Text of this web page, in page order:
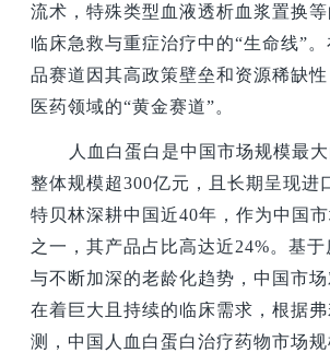
流术，特殊类型血液透析血浆置换
临床急救与重症治疗中的“生命线”
品赛道因其高政策壁垒和资源稀缺
医药领域的“黄金赛道”。
人血白蛋白是中国市场规模最大
整体规模超300亿元，且长期呈现进
特贝林深耕中国近40年，作为中国
之一，其产品占比高达近24%。基
与不断加深的老龄化趋势，中国市
在着巨大且持续的临床需求，根据
测，中国人血白蛋白治疗药物市场